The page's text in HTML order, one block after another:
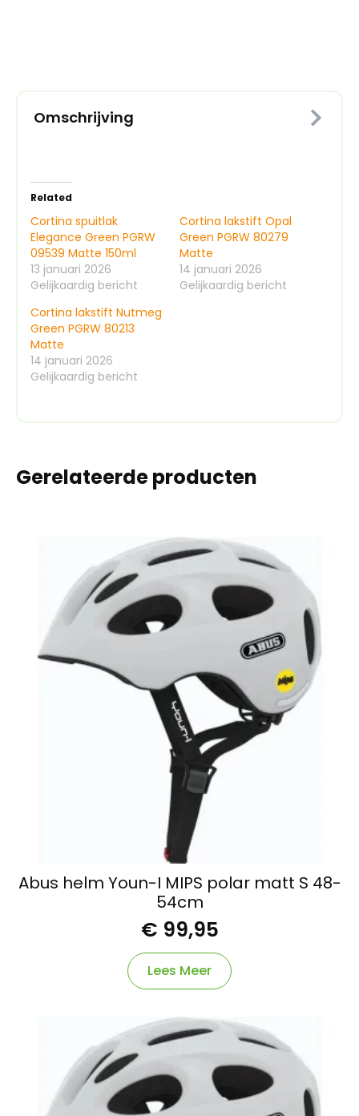
Omschrijving
Related
Cortina spuitlak
Elegance Green PGRW
09539 Matte 150ml
13 januari 2026
Gelijkaardig bericht
Cortina lakstift Opal
Green PGRW 80279
Matte
14 januari 2026
Gelijkaardig bericht
Cortina lakstift Nutmeg
Green PGRW 80213
Matte
14 januari 2026
Gelijkaardig bericht
Gerelateerde producten
Abus helm Youn-I MIPS polar matt S 48-
54cm
€ 99,95
Lees Meer